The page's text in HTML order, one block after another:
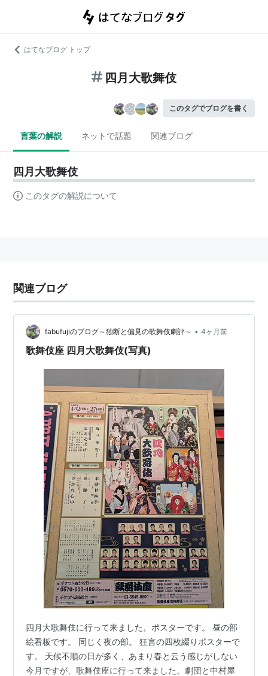
はてなブログ トップ
四月大歌舞伎
このタグでブログを書く
言葉の解説 ネットで話題 関連ブログ
四月大歌舞伎
このタグの解説について
関連ブログ
fabufujiのブログ～独断と偏見の歌舞伎劇評～ • 4ヶ月前
歌舞伎座 四月大歌舞伎(写真)
四月大歌舞伎に行って来ました。ポスターです。 昼の部
絵看板です。 同じく夜の部。 狂言の四枚綴りポスターで
す。 天候不順の日が多く、あまり春と云う感じがしない
今月ですが、歌舞伎座に行って来ました。劇団と中村屋